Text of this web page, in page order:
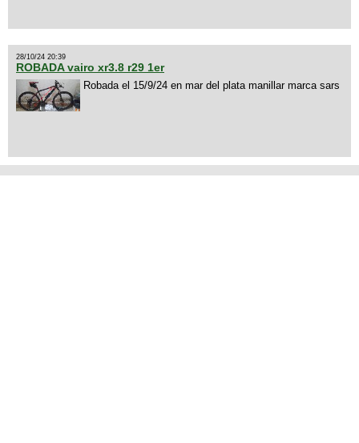
28/10/24 20:39
ROBADA vairo xr3.8 r29 1er
Robada el 15/9/24 en mar del plata manillar marca sars